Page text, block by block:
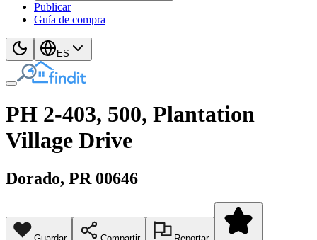
Publicar
Guía de compra
ES
PH 2-403, 500, Plantation
Village Drive
Dorado, PR 00646